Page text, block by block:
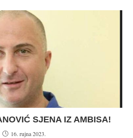
SJENA IZ AMBISA!
16. rujna 2023.